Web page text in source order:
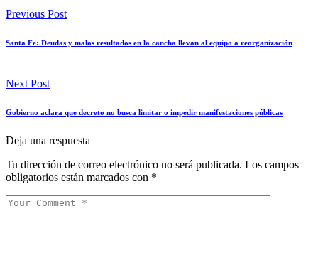
Previous Post
Santa Fe: Deudas y malos resultados en la cancha llevan al equipo a reorganización
Next Post
Gobierno aclara que decreto no busca limitar o impedir manifestaciones públicas
Deja una respuesta
Tu dirección de correo electrónico no será publicada. Los campos
obligatorios están marcados con *